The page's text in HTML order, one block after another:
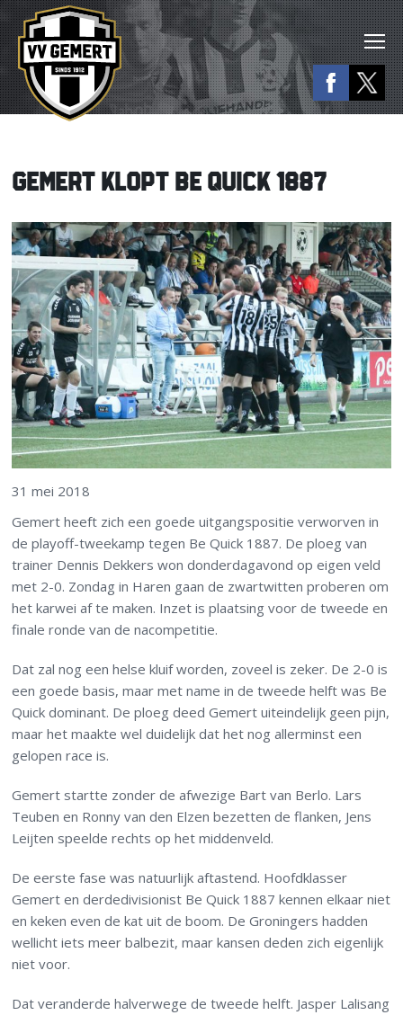
GEMERT KLOPT BE QUICK 1887
31 mei 2018
Gemert heeft zich een goede uitgangspositie verworven in
de playoff-tweekamp tegen Be Quick 1887. De ploeg van
trainer Dennis Dekkers won donderdagavond op eigen veld
met 2-0. Zondag in Haren gaan de zwartwitten proberen om
het karwei af te maken. Inzet is plaatsing voor de tweede en
finale ronde van de nacompetitie.
Dat zal nog een helse kluif worden, zoveel is zeker. De 2-0 is
een goede basis, maar met name in de tweede helft was Be
Quick dominant. De ploeg deed Gemert uiteindelijk geen pijn,
maar het maakte wel duidelijk dat het nog allerminst een
gelopen race is.
Gemert startte zonder de afwezige Bart van Berlo. Lars
Teuben en Ronny van den Elzen bezetten de flanken, Jens
Leijten speelde rechts op het middenveld.
De eerste fase was natuurlijk aftastend. Hoofdklasser
Gemert en derdedivisionist Be Quick 1887 kennen elkaar niet
en keken even de kat uit de boom. De Groningers hadden
wellicht iets meer balbezit, maar kansen deden zich eigenlijk
niet voor.
Dat veranderde halverwege de tweede helft. Jasper Lalisang